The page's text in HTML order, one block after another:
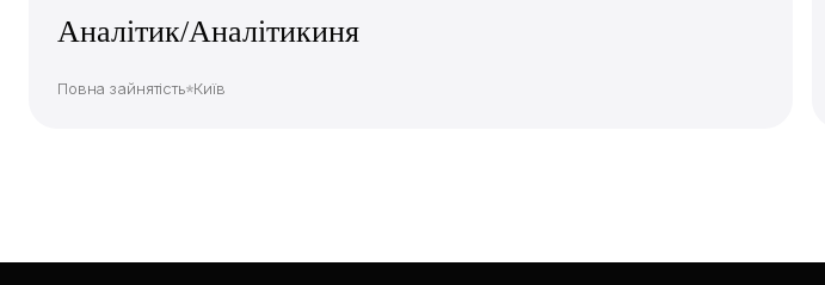
Аналітик/Аналітикиня
Повна зайнятість Київ